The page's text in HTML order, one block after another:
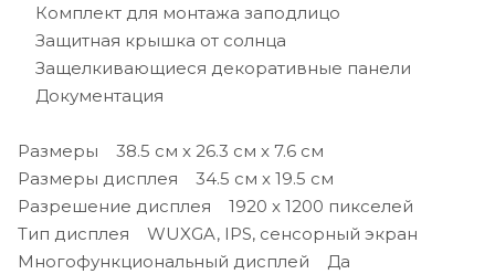
Комплект для монтажа заподлицо
Защитная крышка от солнца
Защелкивающиеся декоративные панели
Документация
Размеры 38.5 см x 26.3 см x 7.6 см
Размеры дисплея 34.5 см x 19.5 см
Разрешение дисплея 1920 x 1200 пикселей
Тип дисплея WUXGA, IPS, сенсорный экран
Многофункциональный дисплей Да